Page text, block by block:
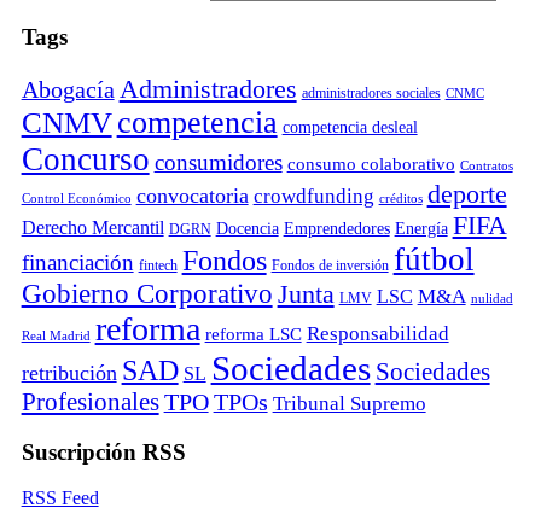
Tags
Abogacía Administradores administradores sociales CNMC
CNMV competencia competencia desleal
Concurso consumidores consumo colaborativo Contratos
Control Económico convocatoria crowdfunding créditos deporte
Derecho Mercantil DGRN Docencia Emprendedores Energía FIFA
financiación fintech Fondos Fondos de inversión fútbol
Gobierno Corporativo Junta LMV LSC M&A nulidad
Real Madrid reforma reforma LSC Responsabilidad
retribución SAD SL Sociedades Sociedades
Profesionales TPO TPOs Tribunal Supremo
Suscripción RSS
RSS Feed